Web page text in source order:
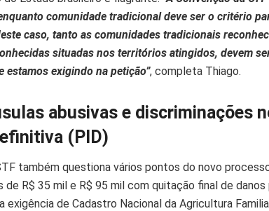
comunidade tradicional deve ser o critério
caso, tanto as comunidades tradicionais
situadas nos territórios atingidos, devem
estamos exigindo na petição”, completa Thiago.
abusivas e discriminações
(PID)
também questiona vários pontos do novo
R$ 35 mil e R$ 95 mil com quitação final de
exigência de Cadastro Nacional da Agricultura